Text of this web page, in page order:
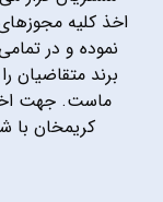
اخذ کلیه
نموده و در
برند
ماست. جهت
کریمخان با شماره ۰۲۱۸۷۱۴۶ تماس